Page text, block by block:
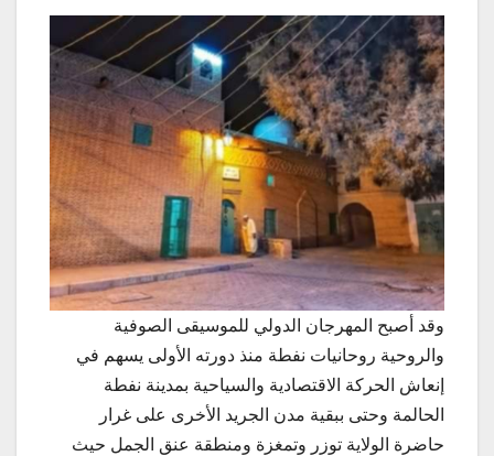
وقد أصبح المهرجان الدولي للموسيقى الصوفية
والروحية روحانيات نفطة منذ دورته الأولى يسهم في
إنعاش الحركة الاقتصادية والسياحية بمدينة نفطة
الحالمة وحتى ببقية مدن الجريد الأخرى على غرار
حاضرة الولاية توزر وتمغزة ومنطقة عنق الجمل حيث